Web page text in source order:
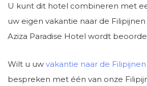
U kunt dit hotel combineren met
uw eigen vakantie naar de
Aziza Paradise Hotel wordt
Wilt u uw vakantie naar de Filipijnen
bespreken met één van onze